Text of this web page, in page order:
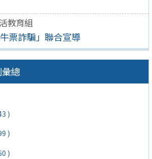
教育組
票詐騙」聯合宣導
總
)
)
)